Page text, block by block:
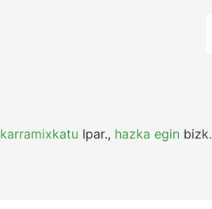
karramixkatu Ipar., hazka egin bizk.